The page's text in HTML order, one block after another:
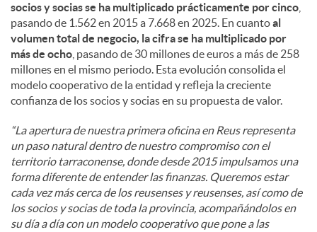
socios y socias se ha multiplicado prácticamente por cinco
pasando de 1.562 en 2015 a 7.668 en 2025. En cuantoal
volumen total de negocio, la cifra se ha multiplicado por
más de ocho , pasando de 30 millones de euros a más de 258
millones en el mismo periodo. Esta evolución consolida el
modelo cooperativo de la entidad y refleja la creciente
confianza de los socios y socias en su propuesta de valor.
“La apertura de nuestra primera oficina en Reus representa
un paso natural dentro de nuestro compromiso con el
territorio tarraconense, donde desde 2015 impulsamos una
forma diferente de entender las finanzas. Queremos estar
cada vez más cerca de los reusenses y reusenses, así como de
los socios y socias de toda la provincia, acompañándolos en
su día a día con un modelo cooperativo que pone a las